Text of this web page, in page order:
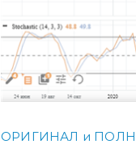
ОРИГИНАЛ и